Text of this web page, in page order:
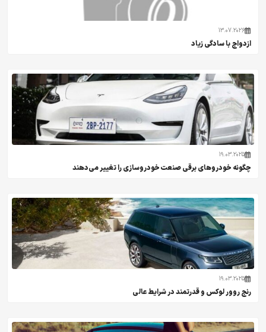
13.07.2026
ازدواج با سادگی زیاد
19.03.2025
چگونه خودروهای برقی صنعت خودروسازی را تغییر می‌دهند
19.03.2025
رنج روور لوکس و قدرتمند در شرایط عالی